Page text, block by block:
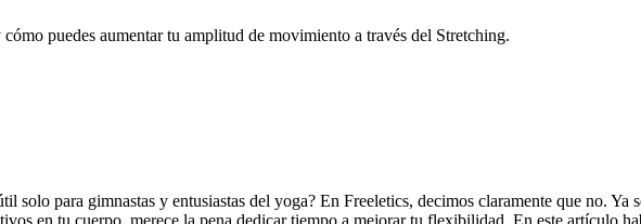
puedes aumentar tu amplitud de movimiento a través del Stretching.
solo para gimnastas y entusiastas del yoga? En Freeletics, decimos claramente que no.